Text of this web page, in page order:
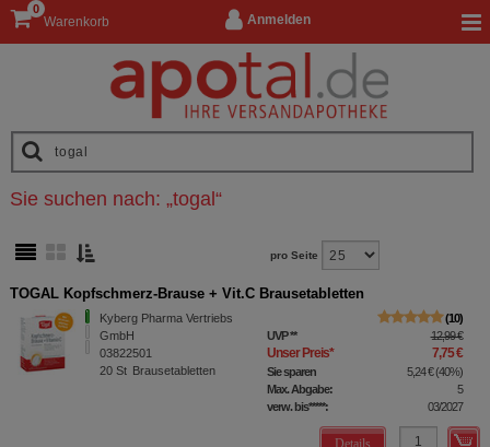
Anmelden
Warenkorb
0
Sie suchen nach: „togal “
pro Seite
TOGAL Kopfschmerz-Brause + Vit.C Brausetabletten
Kyberg Pharma Vertriebs
GmbH
03822501
20 St Brausetabletten
10
UVP** 12,99 €
Unser Preis* 7,75 €
Sie sparen 5,24 €(40%)
Max. Abgabe:
5
verw. bis*****:
03/2027